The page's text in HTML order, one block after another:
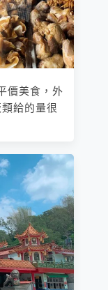
價美食，外
給的量很